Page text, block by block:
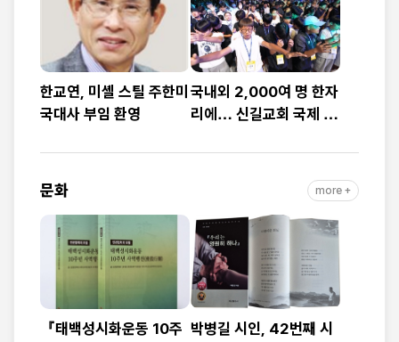
대”
한교연, 미셸 스틸 주한미
국대사 부임 환영
국내외 2,000여 명 한자
리에… 신길교회 국제 청
성료
문화 more +
『태백성시화운동 10주 박병길 시인, 42번째 시